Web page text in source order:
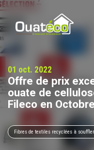
Offre de prix
ouate de
Fileco en
Fibres de textiles recyclées à souffler